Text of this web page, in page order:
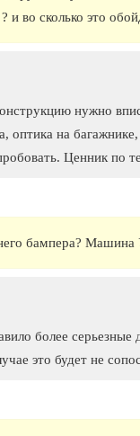
и во сколько это
нужно
оптика на
Ценник по
бампера? Машина
более серьезные
это будет не